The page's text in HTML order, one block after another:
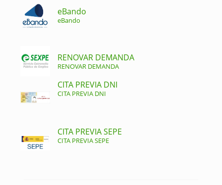
eBando
eBando
RENOVAR DEMANDA
RENOVAR DEMANDA
CITA PREVIA DNI
CITA PREVIA DNI
CITA PREVIA SEPE
CITA PREVIA SEPE